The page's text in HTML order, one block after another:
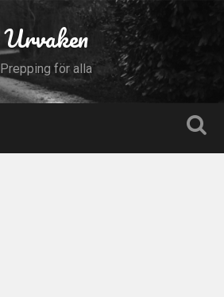
Urvaken
Prepping för alla